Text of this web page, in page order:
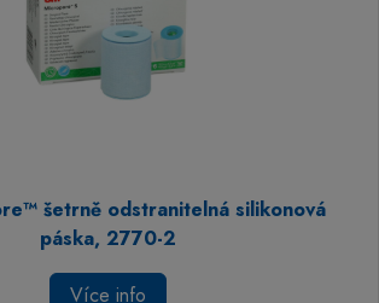
šetrně odstranitelná silikonová
páska, 2770-2
Více info